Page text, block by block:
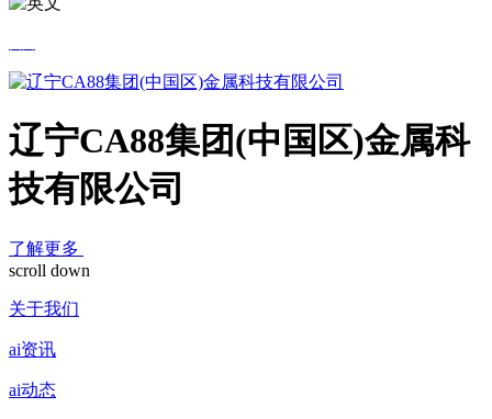
辽宁CA88集团(中国区)金属科
技有限公司
了解更多
scroll down
关于我们
ai资讯
ai动态